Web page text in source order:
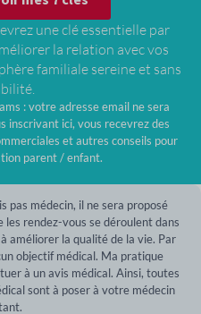
une clé essentielle par
la relation avec vos
familiale sereine et sans
: votre adresse email ne sera
inscrivant ici, vous recevrez des
et autres conseils pour
parent / enfant.
pas médecin, il ne sera proposé
les rendez-vous se déroulent dans
améliorer la qualité de la vie. Par
objectif médical. Ma pratique
à un avis médical. Ainsi, toutes
sont à poser à votre médecin